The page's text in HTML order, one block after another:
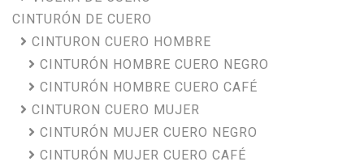
CINTURÓN DE CUERO
CINTURON CUERO HOMBRE
CINTURÓN HOMBRE CUERO NEGRO
CINTURÓN HOMBRE CUERO CAFÉ
CINTURON CUERO MUJER
CINTURÓN MUJER CUERO NEGRO
CINTURÓN MUJER CUERO CAFÉ